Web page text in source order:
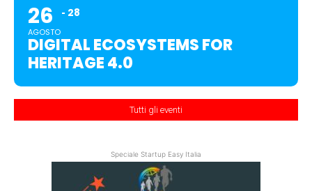
26
AGOSTO
28
DIGITAL ECOSYSTEMS FOR
HERITAGE 4.0
Tutti gli eventi
Speciale Startup Easy Italia